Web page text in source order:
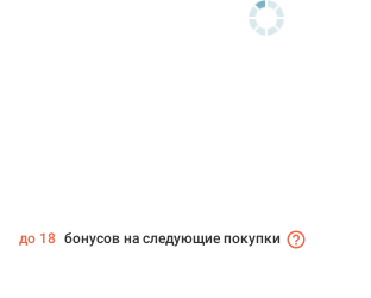
до 18 бонусов на следующие покупки